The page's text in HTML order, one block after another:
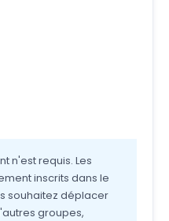
n'est requis. Les
inscrits dans le
souhaitez déplacer
groupes,